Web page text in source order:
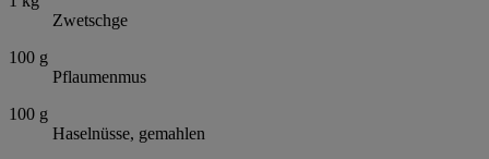
Zwetschge
100 g
Pflaumenmus
100 g
Haselnüsse, gemahlen